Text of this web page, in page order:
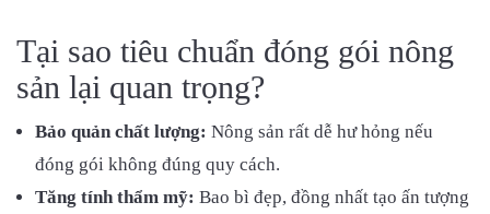
Tại sao tiêu chuẩn đóng gói nông
sản lại quan trọng?
Bảo quản chất lượng: Nông sản rất dễ hư hỏng nếu
đóng gói không đúng quy cách.
Tăng tính thẩm mỹ: Bao bì đẹp, đồng nhất tạo ấn tượng